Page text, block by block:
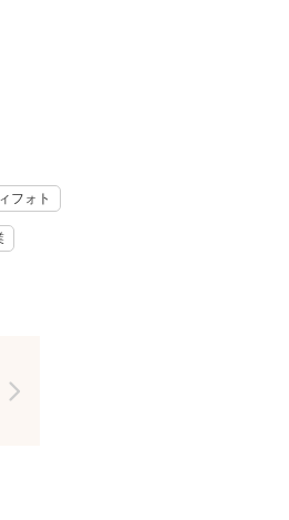
ください。
フォト